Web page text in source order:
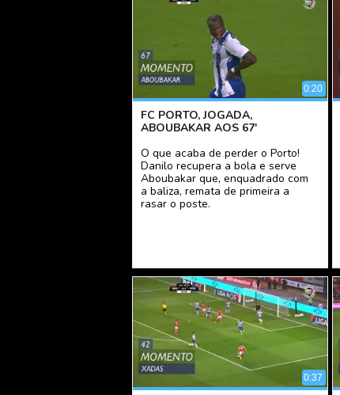
0:20
FC PORTO, JOGADA,
ABOUBAKAR AOS 67'
O que acaba de perder o Porto!
Danilo recupera a bola e serve
Aboubakar que, enquadrado com
a baliza, remata de primeira a
rasar o poste.
0:37